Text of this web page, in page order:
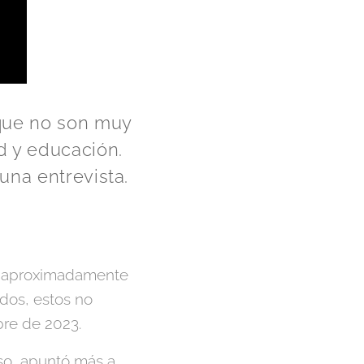
no son muy
y educación.
entrevista.
estos no
de 2023.